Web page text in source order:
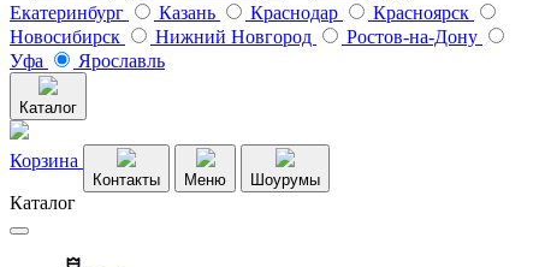
Екатеринбург
Казань Краснодар
Красноярск
Новосибирск
Нижний Новгород
Ростов-на-Дону
Уфа
Ярославль
Каталог
Корзина
Контакты Меню Шоурумы
Каталог